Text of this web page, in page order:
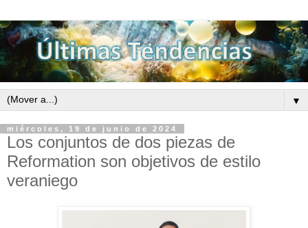
▼
miércoles, 19 de junio de 2024
Los conjuntos de dos piezas de
Reformation son objetivos de estilo
veraniego